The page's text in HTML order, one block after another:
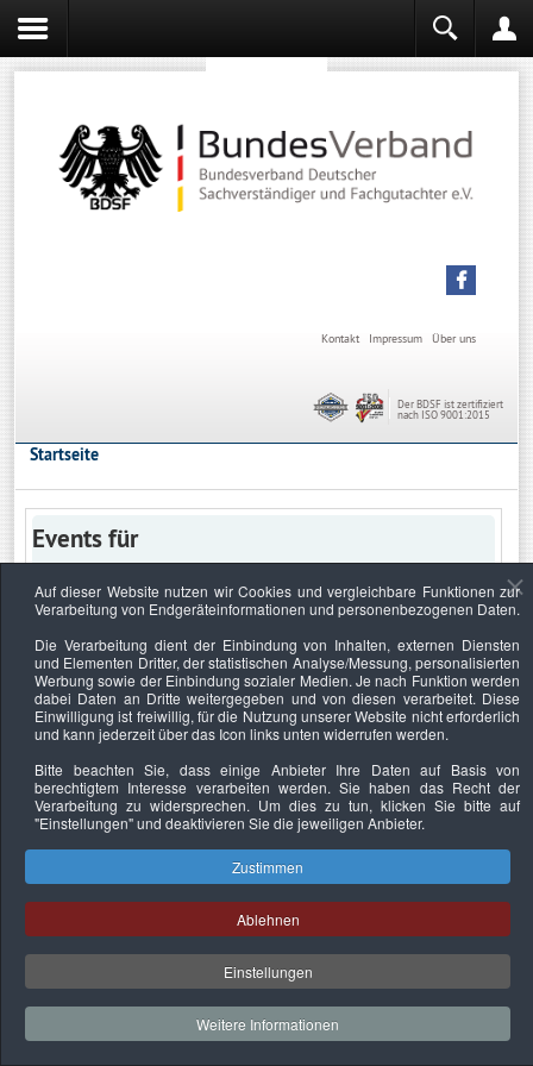
Über uns
Impressum
Kontakt
Der BDSF ist zertifiziert
nach ISO 9001:2015
Startseite
Events für
Keine Termine
Datenschutzerklärung Urheberrechtsnachweise Nachhaltigkeit
Copyright © 2026. Bundesverband Deutscher
Sachverständiger und Fachgutachter e.V..
Auf dieser Website nutzen wir Cookies und vergleichbare Funktionen zur
Verarbeitung von Endgeräteinformationen und personenbezogenen Daten.
Die Verarbeitung dient der Einbindung von Inhalten, externen Diensten
und Elementen Dritter, der statistischen Analyse/Messung, personalisierten
Werbung sowie der Einbindung sozialer Medien. Je nach Funktion werden
dabei Daten an Dritte weitergegeben und von diesen verarbeitet. Diese
Einwilligung ist freiwillig, für die Nutzung unserer Website nicht erforderlich
und kann jederzeit über das Icon links unten widerrufen werden.
Bitte beachten Sie, dass einige Anbieter Ihre Daten auf Basis von
berechtigtem Interesse verarbeiten werden. Sie haben das Recht der
Verarbeitung zu widersprechen. Um dies zu tun, klicken Sie bitte auf
"Einstellungen"und deaktivieren Sie die jeweiligen Anbieter.
Zustimmen
Ablehnen
Einstellungen
Weitere Informationen